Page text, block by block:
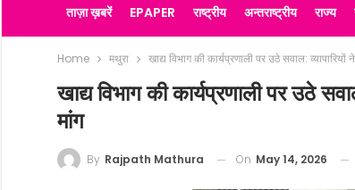
ताज़ा ख़बरें EPAPER राष्ट्रीय अन्तराष्ट्रीय राज्य
Home मथुरा खाद्य विभाग की कार्यप्रणाली पर उठे सवाल:
खाद्य विभाग की कार्यप्रणाली पर उठे
मांग
By Rajpath Mathura On May 14, 2026